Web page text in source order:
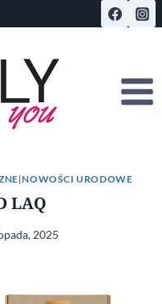
|NOWOŚCI URODOWE
LAQ
2025